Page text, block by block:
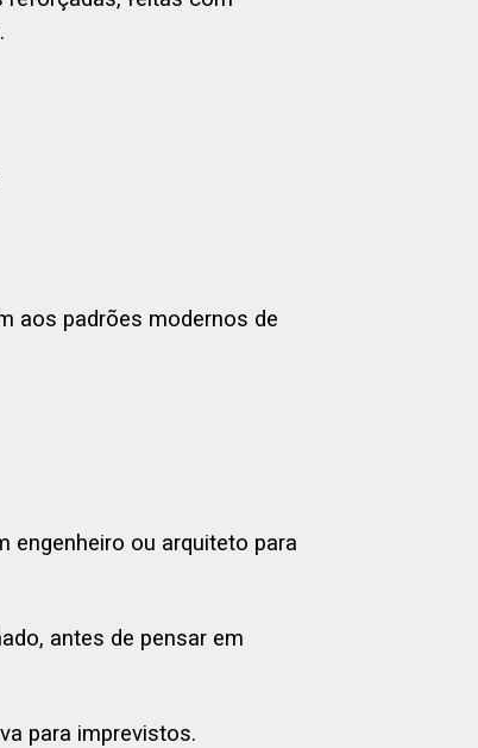
aos padrões modernos de
engenheiro ou arquiteto para
antes de pensar em
para imprevistos.